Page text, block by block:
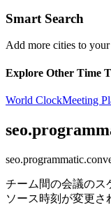
Smart Search
Add more cities to
Explore Other Time
World ClockMeeting
チーム間の会議のス
ソース時刻が変更さ